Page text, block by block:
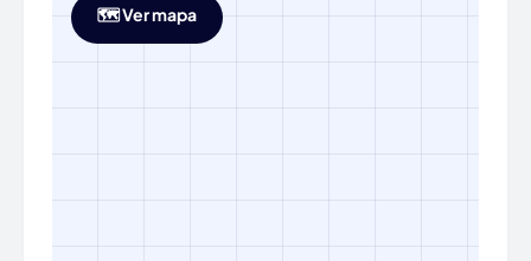
🗺️ Ver mapa